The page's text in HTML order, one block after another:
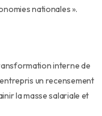
nationales ».
interne de
un recensement
la masse salariale et